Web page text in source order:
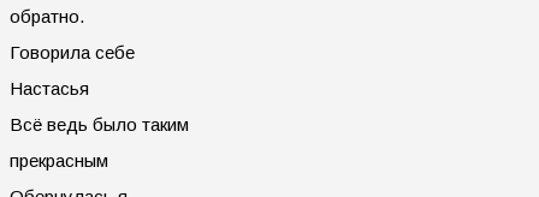
обратно.
Говорила себе
Настасья
Всё ведь было таким
прекрасным